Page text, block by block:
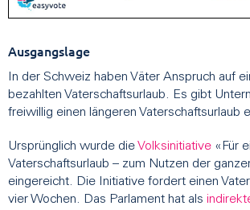
Ausgangslage
In der Schweiz haben Väter Anspruch auf
bezahlten Vaterschaftsurlaub. Es gibt
freiwillig einen längeren Vaterschaftsurlaub
Ursprünglich wurde dieVolksinitiative «Für
Vaterschaftsurlaub – zum Nutzen der
eingereicht. Die Initiative fordert einen
vier Wochen. Das Parlament hat als